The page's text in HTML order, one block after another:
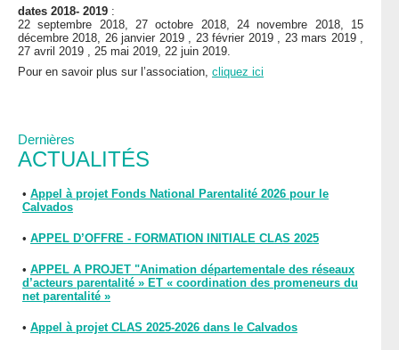
Dernières
ACTUALITÉS
• Appel à projet Fonds National Parentalité 2026 pour le
Calvados
• APPEL D’OFFRE - FORMATION INITIALE CLAS 2025
• APPEL A PROJET "Animation départementale des réseaux
d’acteurs parentalité » ET « coordination des promeneurs du
net parentalité »
• Appel à projet CLAS 2025-2026 dans le Calvados
dates 2018- 2019 :
22 septembre 2018, 27 octobre 2018, 24 novembre 2018, 15
décembre 2018, 26 janvier 2019 , 23 février 2019 , 23 mars 2019 ,
27 avril 2019 , 25 mai 2019, 22 juin 2019.
Pour en savoir plus sur l’association, cliquez ici